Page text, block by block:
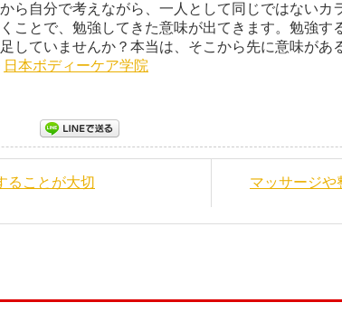
ら自分で考えながら、一人として同じではないカ
ことで、勉強してきた意味が出てきます。勉強す
していませんか？本当は、そこから先に意味があ
日本ボディーケア学院
ることが大切
マッサージや